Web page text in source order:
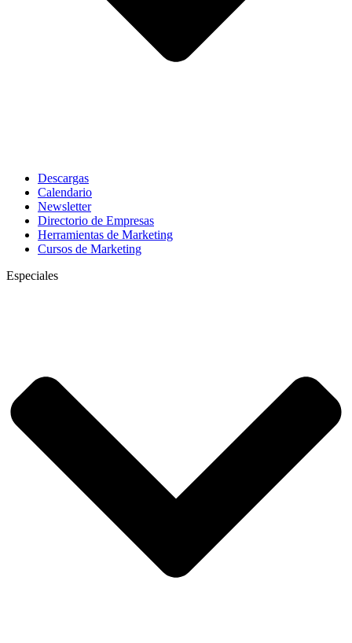
Descargas
Calendario
Newsletter
Directorio de Empresas
Herramientas de Marketing
Cursos de Marketing
Especiales